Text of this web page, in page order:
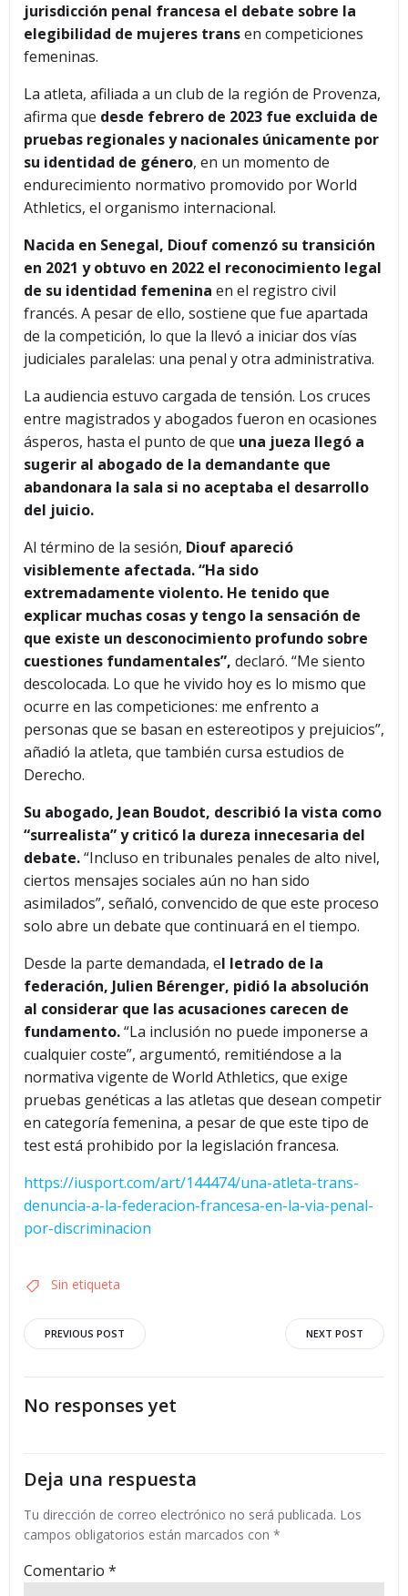
jurisdicción penal francesa el debate sobre la
elegibilidad de mujeres transen competiciones
femeninas.
La atleta, afiliada a un club de la región de Provenza,
afirma que desde febrero de 2023 fue excluida de
pruebas regionales y nacionales únicamente por
su identidad de género, en un momento de
endurecimiento normativo promovido por World
Athletics, el organismo internacional.
Nacida en Senegal, Diouf comenzó su transición
en 2021 y obtuvo en 2022 el reconocimiento legal
de su identidad femenina en el registro civil
francés. A pesar de ello, sostiene que fue apartada
de la competición, lo que la llevó a iniciar dos vías
judiciales paralelas: una penal y otra administrativa.
La audiencia estuvo cargada de tensión. Los cruces
entre magistrados y abogados fueron en ocasiones
ásperos, hasta el punto de que una jueza llegó a
sugerir al abogado de la demandante que
abandonara la sala si no aceptaba el desarrollo
del juicio.
Al término de la sesión, Diouf apareció
visiblemente afectada. “Ha sido
extremadamente violento. He tenido que
explicar muchas cosas y tengo la sensación de
que existe un desconocimiento profundo sobre
cuestiones fundamentales”, declaró. “Me siento
descolocada. Lo que he vivido hoy es lo mismo que
ocurre en las competiciones: me enfrento a
personas que se basan en estereotipos y prejuicios”,
añadió la atleta, que también cursa estudios de
Derecho.
Su abogado, Jean Boudot, describió la vista como
“surrealista” y criticó la dureza innecesaria del
debate.“Incluso en tribunales penales de alto nivel,
ciertos mensajes sociales aún no han sido
asimilados”, señaló, convencido de que este proceso
solo abre un debate que continuará en el tiempo.
Desde la parte demandada, el letrado de la
federación, Julien Bérenger, pidió la absolución
al considerar que las acusaciones carecen de
fundamento.“La inclusión no puede imponerse a
cualquier coste”, argumentó, remitiéndose a la
normativa vigente de World Athletics, que exige
pruebas genéticas a las atletas que desean competir
en categoría femenina, a pesar de que este tipo de
test está prohibido por la legislación francesa.
https://iusport.com/art/144474/una-atleta-trans-
denuncia-a-la-federacion-francesa-en-la-via-penal-
por-discriminacion
Sin etiqueta
Navegación
por
las
entradas
PREVIOUS POST
Navegación
por
NEXT POST
No responses yet
Deja una respuesta
Tu dirección de correo electrónico no será publicada. Los
campos obligatorios están marcados con *
Comentario *